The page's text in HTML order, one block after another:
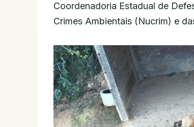
Coordenadoria Estadual de
Crimes Ambientais (Nucrim) e